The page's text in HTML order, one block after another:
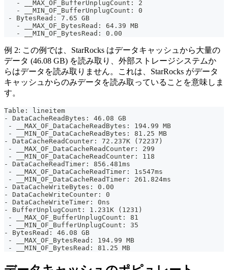
   - __MAX_OF_BufferUnplugCount: 2
   - __MIN_OF_BufferUnplugCount: 0
- BytesRead: 7.65 GB
   - __MAX_OF_BytesRead: 64.39 MB
   - __MIN_OF_BytesRead: 0.00
例 2: この例では、StarRocks はデータキャッシュから大量の
データ (46.08 GB) を読み取り、外部ストレージシステムか
らはデータを読み取りません。これは、StarRocks がデータ
キャッシュからのみデータを読み取っていることを意味しま
す。
Table: lineitem
- DataCacheReadBytes: 46.08 GB
- __MAX_OF_DataCacheReadBytes: 194.99 MB
- __MIN_OF_DataCacheReadBytes: 81.25 MB
- DataCacheReadCounter: 72.237K (72237)
- __MAX_OF_DataCacheReadCounter: 299
- __MIN_OF_DataCacheReadCounter: 118
- DataCacheReadTimer: 856.481ms
- __MAX_OF_DataCacheReadTimer: 1s547ms
- __MIN_OF_DataCacheReadTimer: 261.824ms
- DataCacheWriteBytes: 0.00
- DataCacheWriteCounter: 0
- DataCacheWriteTimer: 0ns
- BufferUnplugCount: 1.231K (1231)
- __MAX_OF_BufferUnplugCount: 81
- __MIN_OF_BufferUnplugCount: 35
- BytesRead: 46.08 GB
- __MAX_OF_BytesRead: 194.99 MB
- __MIN_OF_BytesRead: 81.25 MB